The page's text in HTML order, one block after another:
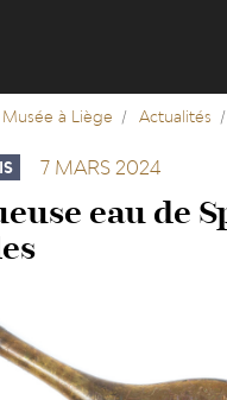
à Liège
Actualités
7 MARS 2024
eau de